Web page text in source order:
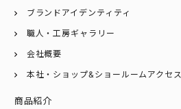
ブランドアイデンティティ
職人・工房ギャラリー
会社概要
本社・ショップ&ショールームアクセス
商品紹介